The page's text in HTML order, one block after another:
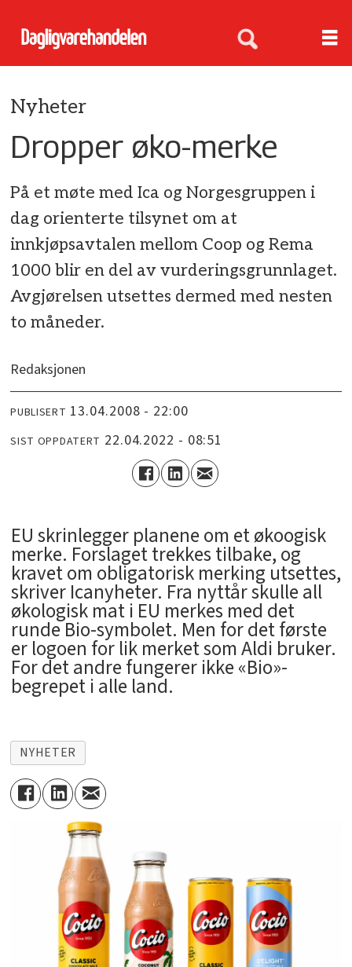
Nyheter
Dropper øko-merke
På et møte med Ica og Norgesgruppen i
dag orienterte tilsynet om at
innkjøpsavtalen mellom Coop og Rema
1000 blir en del av vurderingsgrunnlaget.
Avgjørelsen utsettes dermed med nesten
to måneder.
Redaksjonen
PUBLISERT 13.04.2008 - 22:00
SIST OPPDATERT 22.04.2022 - 08:51
EU skrinlegger planene om et økoogisk
merke. Forslaget trekkes tilbake, og
kravet om obligatorisk merking utsettes,
skriver Icanyheter. Fra nyttår skulle all
økologisk mat i EU merkes med det
runde Bio-symbolet. Men for det første
er logoen for lik merket som Aldi bruker.
For det andre fungerer ikke «Bio»-
begrepet i alle land.
NYHETER